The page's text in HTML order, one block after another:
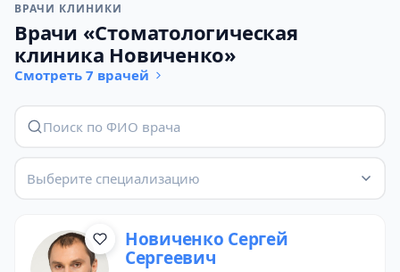
ВРАЧИ КЛИНИКИ
Врачи «Стоматологическая
клиника Новиченко»
Смотреть 7 врачей
Выберите специализацию
Новиченко Сергей
Сергеевич